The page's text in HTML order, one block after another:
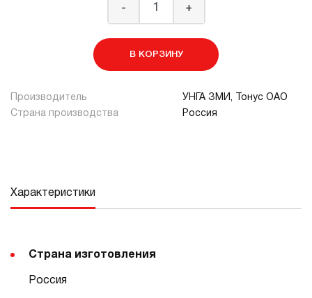
- +
В КОРЗИНУ
Производитель
УНГА ЗМИ, Тонус ОАО
Страна производства
Россия
Характеристики
Страна изготовления
Россия